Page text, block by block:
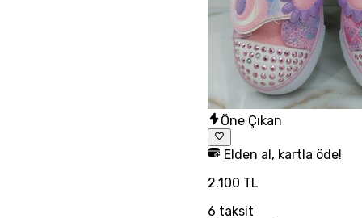
Öne Çıkan
Elden al, kartla öde!
2.100 TL
6 taksit